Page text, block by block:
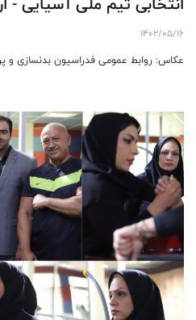
1402/05/16
عکاس: روابط عمومی فدراسیون بدنسازی و